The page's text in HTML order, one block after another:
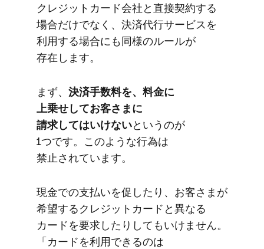
クレジットカード会社と​直接契約する​
場合だけでなく、​決済代行サービスを​
利用する​場合にも​同様の​ルールが​
存在します。
まず、 ​決済手数料を、​料金に​
上乗せしてお客さまに​
請求してはいけないと​いうのが​
1つです。​このような​行為は​
禁止されています。
現金での​支払いを​促したり、​お客さまが​
希望する​クレジットカードと​異なる​
カードを​要求したりしてもいけません。​
「カードを​利用できるのは​